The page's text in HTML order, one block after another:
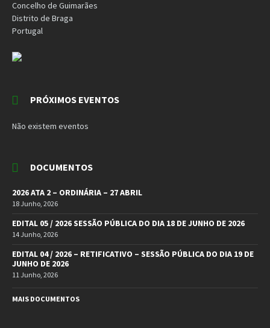
Concelho de Guimarães
Distrito de Braga
Portugal
PRÓXIMOS EVENTOS
Não existem eventos
DOCUMENTOS
2026 ATA 2 – ORDINÁRIA – 27 ABRIL
18 Junho, 2026
EDITAL 05 / 2026 SESSÃO PÚBLICA DO DIA 18 DE JUNHO DE 2026
14 Junho, 2026
EDITAL 04 / 2026 – RETIFICATIVO – SESSÃO PÚBLICA DO DIA 19 DE
JUNHO DE 2026
11 Junho, 2026
MAIS DOCUMENTOS